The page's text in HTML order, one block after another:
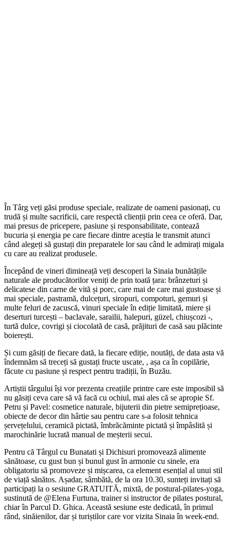
În Târg veți găsi produse speciale, realizate de oameni pasionați, cu
trudă și multe sacrificii, care respectă clienții prin ceea ce oferă. Dar,
mai presus de pricepere, pasiune și responsabilitate, contează
bucuria și energia pe care fiecare dintre aceștia le transmit atunci
când alegeți să gustați din preparatele lor sau când le admirați migala
cu care au realizat produsele.
Începând de vineri dimineață veți descoperi la Sinaia bunătățile
naturale ale producătorilor veniți de prin toată țara: brânzeturi și
delicatese din carne de vită și porc, care mai de care mai gustoase și
mai speciale, pastramă, dulcețuri, siropuri, compoturi, gemuri și
multe feluri de zacuscă, vinuri speciale în ediție limitată, miere și
deserturi turcești – baclavale, sarailii, halepuri, güzel, chiușcozi -,
turtă dulce, covrigi și ciocolată de casă, prăjituri de casă sau plăcinte
boierești.
Și cum găsiți de fiecare dată, la fiecare ediție, noutăți, de data asta vă
îndemnăm să treceți să gustați fructe uscate, , așa ca în copilărie,
făcute cu pasiune și respect pentru tradiții, în Buzău.
Artiștii târgului își vor prezenta creațiile printre care este imposibil să
nu găsiți ceva care să vă facă cu ochiul, mai ales că se apropie Sf.
Petru și Pavel: cosmetice naturale, bijuterii din pietre semiprețioase,
obiecte de decor din hârtie sau pentru care s-a folosit tehnica
șervețelului, ceramică pictată, îmbrăcăminte pictată și împâslită și
marochinărie lucrată manual de meșterii secui.
Pentru că Târgul cu Bunatati și Dichisuri promovează alimente
sănătoase, cu gust bun și bunul gust în armonie cu sinele, era
obligatoriu să promoveze și mișcarea, ca element esențial al unui stil
de viață sănătos. Așadar, sâmbătă, de la ora 10.30, sunteți invitați să
participați la o sesiune GRATUITĂ, mixtă, de postural-pilates-yoga,
sustinută de @Elena Furtuna, trainer si instructor de pilates postural,
chiar în Parcul D. Ghica. Această sesiune este dedicată, în primul
rând, sinăienilor, dar și turiștilor care vor vizita Sinaia în week-end.